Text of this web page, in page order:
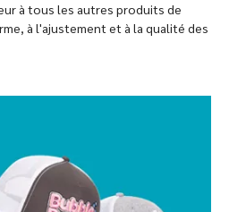
à tous les autres produits de
à l'ajustement et à la qualité des